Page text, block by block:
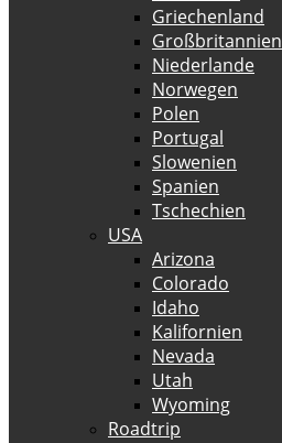
Griechenland
Großbritannien
Niederlande
Norwegen
Polen
Portugal
Slowenien
Spanien
Tschechien
USA
Arizona
Colorado
Idaho
Kalifornien
Nevada
Utah
Wyoming
Roadtrip